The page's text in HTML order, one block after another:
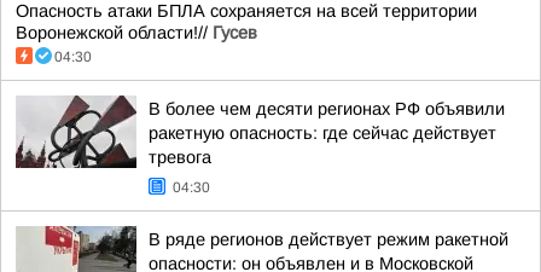
Опасность атаки БПЛА сохраняется на всей территории
Воронежской области!// Гусев
04:30
В более чем десяти регионах РФ объявили
ракетную опасность: где сейчас действует
тревога
04:30
В ряде регионов действует режим ракетной
опасности: он объявлен и в Московской